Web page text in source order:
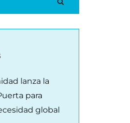
lanza la
para
global